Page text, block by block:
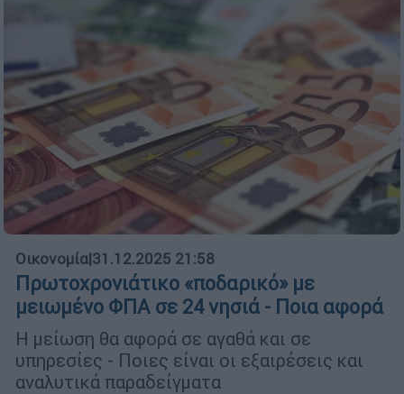
Οικονομία|31.12.2025 21:58
Πρωτοχρονιάτικο «ποδαρικό» με
μειωμένο ΦΠΑ σε 24 νησιά - Ποια αφορά
Η μείωση θα αφορά σε αγαθά και σε
υπηρεσίες - Ποιες είναι οι εξαιρέσεις και
αναλυτικά παραδείγματα